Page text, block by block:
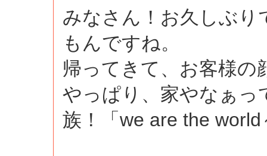
みなさん！お久しぶり
もんですね。
帰ってきて、お客様の
やっぱり、家やなぁっ
族！「we are the world